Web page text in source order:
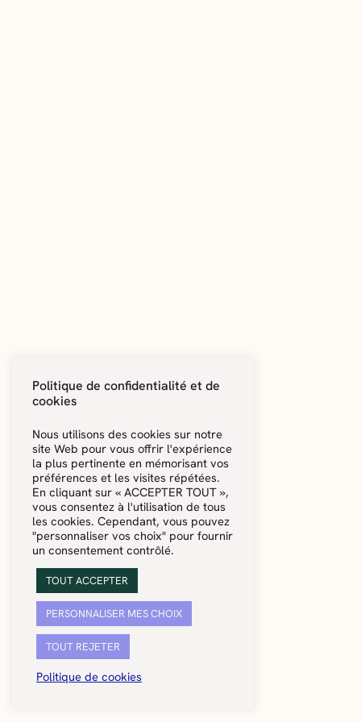
Politique de confidentialité et de
cookies
Nous utilisons des cookies sur notre
site Web pour vous offrir l'expérience
la plus pertinente en mémorisant vos
préférences et les visites répétées.
En cliquant sur « ACCEPTER TOUT »,
vous consentez à l'utilisation de tous
les cookies. Cependant, vous pouvez
"personnaliser vos choix" pour fournir
un consentement contrôlé.
TOUT ACCEPTER
PERSONNALISER MES CHOIX
TOUT REJETER
Politique de cookies